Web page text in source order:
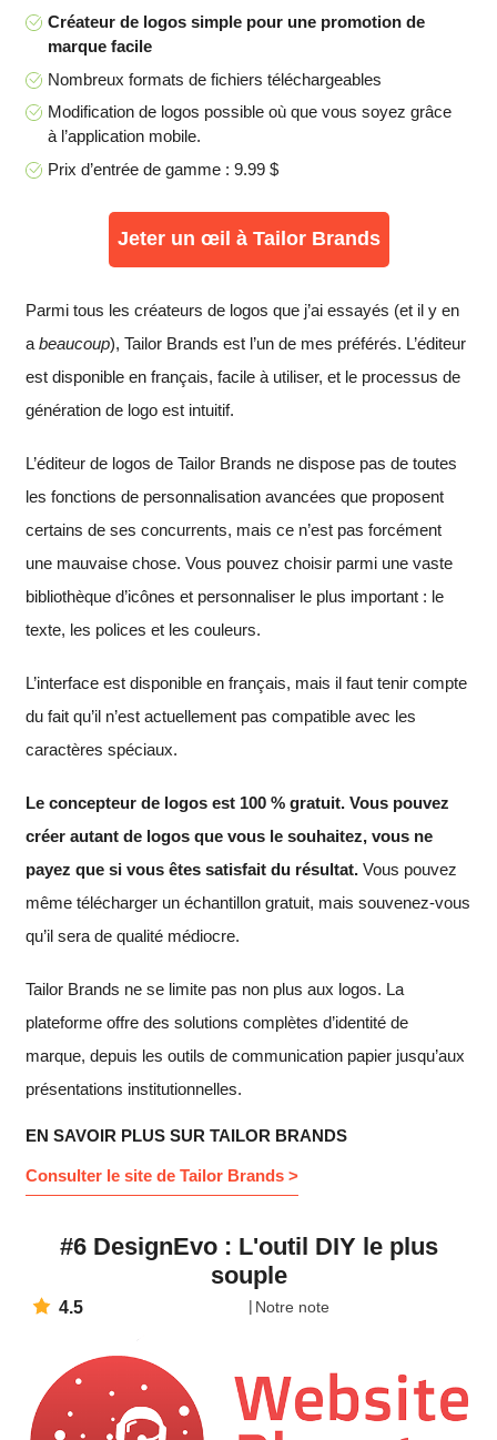
Créateur de logos simple pour une promotion de
marque facile
Nombreux formats de fichiers téléchargeables
Modification de logos possible où que vous soyez grâce
à l’application mobile.
Prix d’entrée de gamme : 9.99 $
Jeter un œil à Tailor Brands
Parmi tous les créateurs de logos que j’ai essayés (et il y en
a beaucoup), Tailor Brands est l’un de mes préférés. L’éditeur
est disponible en français, facile à utiliser, et le processus de
génération de logo est intuitif.
L’éditeur de logos de Tailor Brands ne dispose pas de toutes
les fonctions de personnalisation avancées que proposent
certains de ses concurrents, mais ce n’est pas forcément
une mauvaise chose. Vous pouvez choisir parmi une vaste
bibliothèque d’icônes et personnaliser le plus important : le
texte, les polices et les couleurs.
L’interface est disponible en français, mais il faut tenir compte
du fait qu’il n’est actuellement pas compatible avec les
caractères spéciaux.
Le concepteur de logos est 100 % gratuit. Vous pouvez
créer autant de logos que vous le souhaitez, vous ne
payez que si vous êtes satisfait du résultat. Vous pouvez
même télécharger un échantillon gratuit, mais souvenez-vous
qu’il sera de qualité médiocre.
Tailor Brands ne se limite pas non plus aux logos. La
plateforme offre des solutions complètes d’identité de
marque, depuis les outils de communication papier jusqu’aux
présentations institutionnelles.
EN SAVOIR PLUS SUR TAILOR BRANDS
Consulter le site de Tailor Brands >
#6 DesignEvo : L'outil DIY le plus
souple
4.5 Notre note